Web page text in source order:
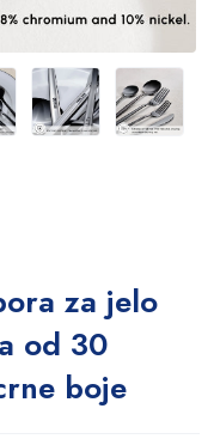
za jelo
od 30
boje